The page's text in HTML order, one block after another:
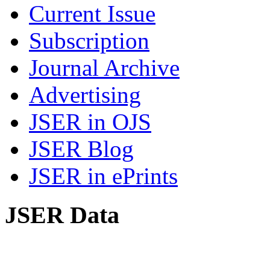
Current Issue
Subscription
Journal Archive
Advertising
JSER in OJS
JSER Blog
JSER in ePrints
JSER Data